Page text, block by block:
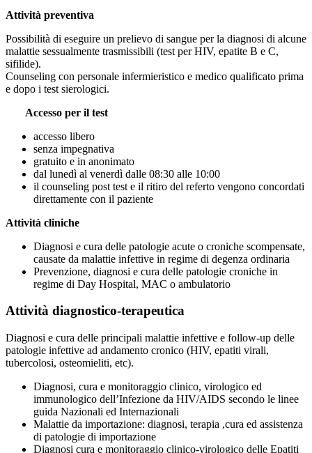
Attività preventiva
Possibilità di eseguire un prelievo di sangue per la diagnosi di alcune
malattie sessualmente trasmissibili (test per HIV, epatite B e C,
sifilide).
Counseling con personale infermieristico e medico qualificato prima
e dopo i test sierologici.
Accesso per il test
accesso libero
senza impegnativa
gratuito e in anonimato
dal lunedì al venerdì dalle 08:30 alle 10:00
il counseling post test e il ritiro del referto vengono concordati
direttamente con il paziente
Attività cliniche
Diagnosi e cura delle patologie acute o croniche scompensate,
causate da malattie infettive in regime di degenza ordinaria
Prevenzione, diagnosi e cura delle patologie croniche in
regime di Day Hospital, MAC o ambulatorio
Attività diagnostico-terapeutica
Diagnosi e cura delle principali malattie infettive e follow-up delle
patologie infettive ad andamento cronico (HIV, epatiti virali,
tubercolosi, osteomieliti, etc).
Diagnosi, cura e monitoraggio clinico, virologico ed
immunologico dell’Infezione da HIV/AIDS secondo le linee
guida Nazionali ed Internazionali
Malattie da importazione: diagnosi, terapia ,cura ed assistenza
di patologie di importazione
Diagnosi cura e monitoraggio clinico-virologico delle Epatiti